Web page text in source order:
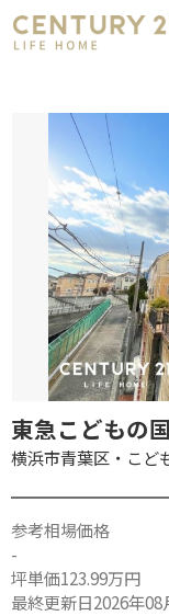
東急こどもの
横浜市青葉区・こど
参考相場価格
-
坪単価123.99万円
最終更新日2026年08